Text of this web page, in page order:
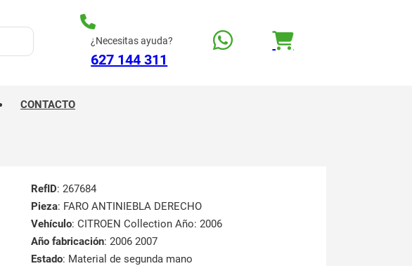
¿Necesitas ayuda?
627 144 311
CONTACTO
RefID: 267684
Pieza: FARO ANTINIEBLA DERECHO
Vehículo: CITROEN Collection Año: 2006
Año fabricación: 2006 2007
Estado: Material de segunda mano